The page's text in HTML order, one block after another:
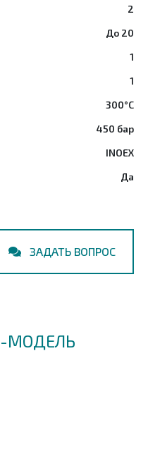
2
До 20
1
1
300°C
450 бар
INOEX
Да
ЗАДАТЬ ВОПРОС
МОДЕЛЬ